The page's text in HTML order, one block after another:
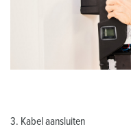
3. Kabel aansluiten